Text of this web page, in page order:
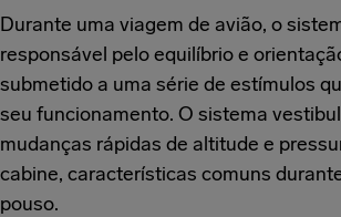
Durante uma viagem de avião, o
responsável pelo equilíbrio e
submetido a uma série de estímulos
seu funcionamento. O sistema
mudanças rápidas de altitude e
cabine, características comuns
pouso.